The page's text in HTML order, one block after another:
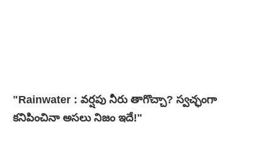
"Rainwater : వర్షపు నీరు తాగొచ్చా? స్వచ్ఛంగా
కనిపించినా అసలు నిజం ఇదే!"